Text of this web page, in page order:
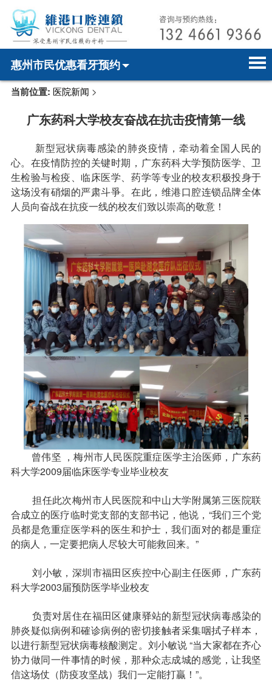
惠州市民优惠看牙预约
首页home page
医院简介hospital introduction
医师介绍doctor introduction
医疗新闻medical news
牙科案例dental case
种植牙dental implant
箍牙orthodontics
收费标准charge standard
就医指引contact us
电话预约
微信预约
WhatsApp预约
当前位置: 医院新闻 >
广东药科大学校友奋战在抗击疫情第一线
新型冠状病毒感染的肺炎疫情，牵动着全国人民的
心。在疫情防控的关键时期，广东药科大学预防医学、卫
生检验与检疫、临床医学、药学等专业的校友积极投身于
这场没有硝烟的严肃斗爭。在此，维港口腔连锁品牌全体
人员向奋战在抗疫一线的校友们致以崇高的敬意！
曾伟坚 ，梅州市人民医院重症医学主治医师，广东药
科大学2009届临床医学专业毕业校友
担任此次梅州市人民医院和中山大学附属第三医院联
合成立的医疗临时党支部的支部书记，他说，“我们三个党
员都是危重症医学科的医生和护士，我们面对的都是重症
的病人，一定要把病人尽较大可能救回来。”
刘小敏，深圳市福田区疾控中心副主任医师，广东药
科大学2003届预防医学毕业校友
负责对居住在福田区健康驿站的新型冠状病毒感染的
肺炎疑似病例和確诊病例的密切接触者采集咽拭子样本，
以进行新型冠状病毒核酸测定。刘小敏说 “当大家都在齐心
协力做同一件事情的时候，那种众志成城的感觉，让我坚
信这场仗（防疫攻坚战）我们一定能打贏！”。